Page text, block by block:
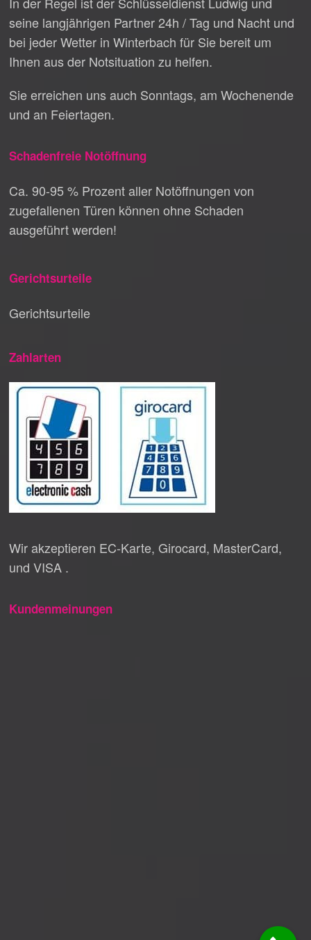
seine langjährigen Partner 24h / Tag und Nacht und
bei jeder Wetter in Winterbach für Sie bereit um
Ihnen aus der Notsituation zu helfen.
Sie erreichen uns auch Sonntags, am Wochenende
und an Feiertagen.
Schadenfreie Notöffnung
Ca. 90-95 % Prozent aller Notöffnungen von
zugefallenen Türen können ohne Schaden
ausgeführt werden!
Gerichtsurteile
Gerichtsurteile
Zahlarten
Wir akzeptieren EC-Karte, Girocard, MasterCard,
und VISA .
Kundenmeinungen